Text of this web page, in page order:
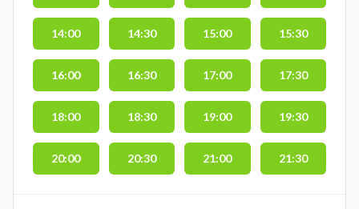
14:00 14:30 15:00 15:30
16:00 16:30 17:00 17:30
18:00 18:30 19:00 19:30
20:00 20:30 21:00 21:30